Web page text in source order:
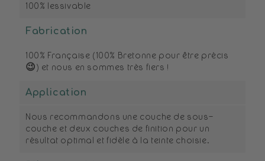
100% lessivable
Fabrication
100% Française (100% Bretonne pour être précis
😉) et nous en sommes très fiers !
Application
Nous recommandons une couche de sous-
couche et deux couches de finition pour un
résultat optimal et fidèle à la teinte choisie.